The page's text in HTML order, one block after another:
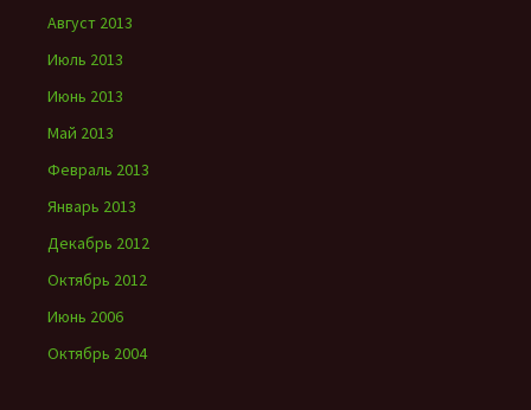
Август 2013
Июль 2013
Июнь 2013
Май 2013
Февраль 2013
Январь 2013
Декабрь 2012
Октябрь 2012
Июнь 2006
Октябрь 2004